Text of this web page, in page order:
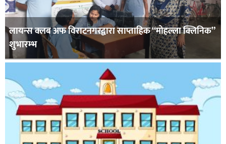
लायन्स क्लब अफ विराटनगरद्वारा साप्ताहिक “मोहल्ला क्लिनिक”
शुभारम्भ